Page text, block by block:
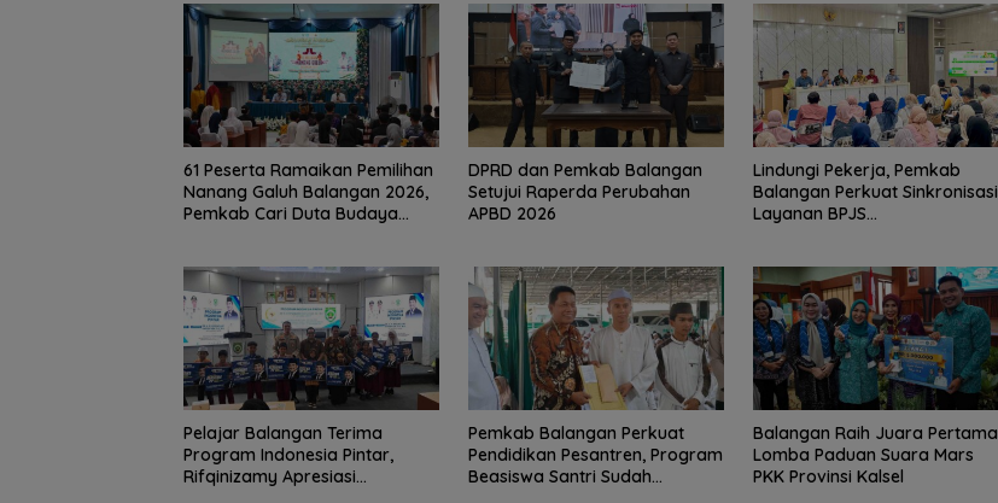
61 Peserta Ramaikan Pemilihan
Nanang Galuh Balangan 2026,
Pemkab Cari Duta Budaya
DPRD dan Pemkab Balangan
Setujui Raperda Perubahan
APBD 2026
Lindungi Pekerja, Pemkab
Balangan Perkuat Sinkronisasi
Layanan BPJS
Pelajar Balangan Terima
Program Indonesia Pintar,
Rifqinizamy Apresiasi
Pemkab Balangan Perkuat
Pendidikan Pesantren, Program
Beasiswa Santri Sudah
Balangan Raih Juara Pertama
Lomba Paduan Suara Mars
PKK Provinsi Kalsel